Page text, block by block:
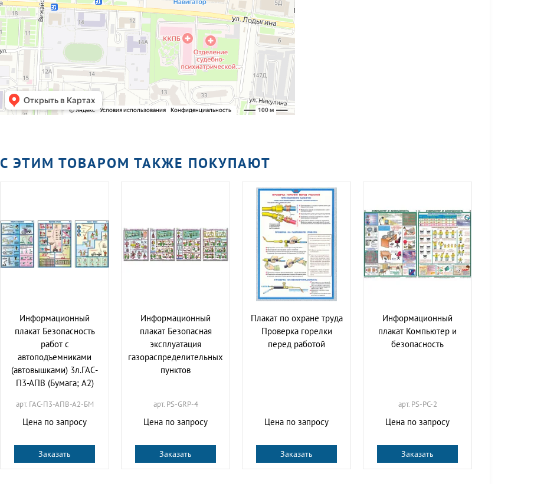
С ЭТИМ ТОВАРОМ ТАКЖЕ ПОКУПАЮТ
Информационный
плакат Безопасность
работ с
автоподъемниками
(автовышками) 3л.ГАС-
П3-АПВ (Бумага; А2)
арт. ГАС-П3-АПВ-А2-БМ
Цена по запросу
Заказать
Информационный
плакат Безопасная
эксплуатация
газораспределительных
пунктов
арт. PS-GRP-4
Цена по запросу
Заказать
Плакат по охране труда
Проверка горелки
перед работой
Цена по запросу
Заказать
Информационный
плакат Компьютер и
безопасность
арт. PS-PC-2
Цена по запросу
Заказать